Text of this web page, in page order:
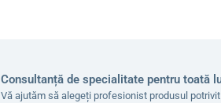
Consultanță de specialitate pentru toată
Vă ajutăm să alegeți profesionist produsul